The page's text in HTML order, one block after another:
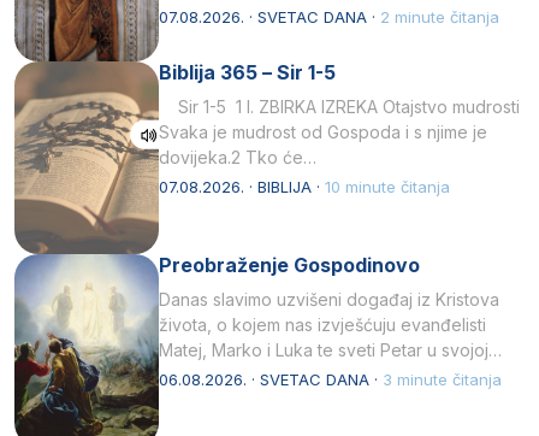
afričkim…
07.08.2026. · SVETAC DANA · 2 minute čitanja
Biblija 365 – Sir 1-5
Sir 1-5 1 I. ZBIRKA IZREKA Otajstvo mudrosti
Svaka je mudrost od Gospoda i s njime je
dovijeka.2 Tko će…
07.08.2026. · BIBLIJA · 10 minute čitanja
Preobraženje Gospodinovo
Danas slavimo uzvišeni događaj iz Kristova
života, o kojem nas izvješćuju evanđelisti
Matej, Marko i Luka te sveti Petar u svojoj
drugoj…
06.08.2026. · SVETAC DANA · 3 minute čitanja